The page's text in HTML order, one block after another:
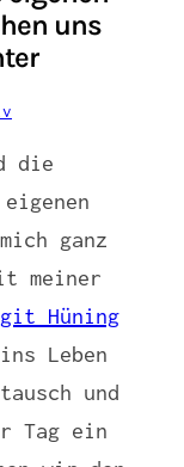
uns
die
ganz
meiner
Hüning
Leben
und
Tag ein